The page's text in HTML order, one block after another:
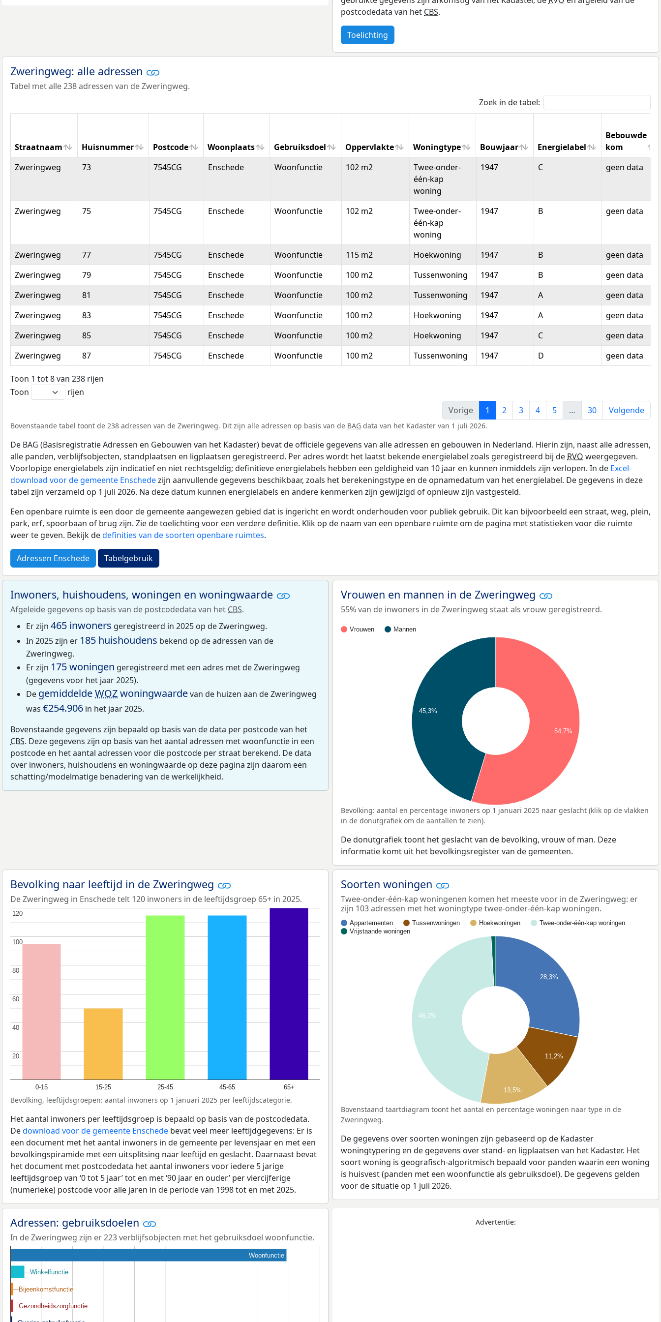
postcodedata van het CBS.
Toelichting
Zweringweg: alle adressen
Tabel met alle 238 adressen van de Zweringweg.
Zoek in de tabel:
Straatnaam Huisnummer Postcode Woonplaats Gebruiksdoel Oppervlakte Woningtype Bouwjaar Energielabel
Bebouwde
kom
Straatnaam
Huisnummer Postcode Woonplaats Gebruiksdoel Oppervlakte Woningtype Bouwjaar Energielabel
Bebouwde
kom
Zweringweg 73 7545CG Enschede Woonfunctie 102 m2
Twee-onder-
één-kap
woning
1947 C geen data
Zweringweg 75 7545CG Enschede Woonfunctie 102 m2
Twee-onder-
één-kap
woning
1947 B geen data
Zweringweg 77 7545CG Enschede Woonfunctie 115 m2 Hoekwoning 1947 B
geen data
Zweringweg
79 7545CG Enschede Woonfunctie 100 m2 Tussenwoning 1947 B
geen data
Zweringweg
81 7545CG Enschede Woonfunctie 100 m2 Tussenwoning 1947 A
geen data
Zweringweg
83 7545CG Enschede Woonfunctie 100 m2 Hoekwoning 1947 A
geen data
Zweringweg
85 7545CG Enschede Woonfunctie 100 m2 Hoekwoning 1947 C
geen data
Zweringweg
87 7545CG Enschede Woonfunctie 100 m2 Tussenwoning 1947 D geen data
Toon 1 tot 8 van 238 rijen
Toon
rijen
Vorige
1 2 3 4 5 … 30 Volgende
Bovenstaande tabel toont de 238 adressen van de Zweringweg. Dit zijn alle adressen op basis van de BAG data van het Kadaster van 1 juli 2026.
De BAG (Basisregistratie Adressen en Gebouwen van het Kadaster) bevat de officiële gegevens van alle adressen en gebouwen in Nederland. Hierin zijn, naast alle adressen,
alle panden, verblijfsobjecten, standplaatsen en ligplaatsen geregistreerd. Per adres wordt het laatst bekende energielabel zoals geregistreerd bij de RVO weergegeven.
Voorlopige energielabels zijn indicatief en niet rechtsgeldig; definitieve energielabels hebben een geldigheid van 10 jaar en kunnen inmiddels zijn verlopen. In de Excel-
download voor de gemeente Enschedezijn aanvullende gegevens beschikbaar, zoals het berekeningstype en de opnamedatum van het energielabel. De gegevens in deze
tabel zijn verzameld op 1 juli 2026. Na deze datum kunnen energielabels en andere kenmerken zijn gewijzigd of opnieuw zijn vastgesteld.
Een openbare ruimte is een door de gemeente aangewezen gebied dat is ingericht en wordt onderhouden voor publiek gebruik. Dit kan bijvoorbeeld een straat, weg, plein,
park, erf, spoorbaan of brug zijn. Zie de toelichting voor een verdere definitie. Klik op de naam van een openbare ruimte om de pagina met statistieken voor die ruimte
weer te geven. Bekijk dedefinities van de soorten openbare ruimtes.
Adressen Enschede Tabelgebruik
Inwoners, huishoudens, woningen en woningwaarde
Afgeleide gegevens op basis van de postcodedata van het CBS.
Er zijn 465 inwoners geregistreerd in 2025 op de Zweringweg.
In 2025 zijn er 185 huishoudens bekend op de adressen van de
Zweringweg.
Er zijn 175 woningen geregistreerd met een adres met de Zweringweg
(gegevens voor het jaar 2025).
De gemiddeldeWOZwoningwaardevan de huizen aan de Zweringweg
was €254.906 in het jaar 2025.
Bovenstaande gegevens zijn bepaald op basis van de data per postcode van het
CBS. Deze gegevens zijn op basis van het aantal adressen met woonfunctie in een
postcode en het aantal adressen voor die postcode per straat berekend. De data
over inwoners, huishoudens en woningwaarde op deze pagina zijn daarom een
schatting/modelmatige benadering van de werkelijkheid.
Vrouwen en mannen in de Zweringweg
55% van de inwoners in de Zweringweg staat als vrouw geregistreerd.
Vrouwen Mannen
45,3%
54,7%
Bevolking: aantal en percentage inwoners op 1 januari 2025 naar geslacht (klik op de vlakken
in de donutgrafiek om de aantallen te zien).
De donutgrafiek toont het geslacht van de bevolking, vrouw of man. Deze
informatie komt uit het bevolkingsregister van de gemeenten.
Bevolking naar leeftijd in de Zweringweg
De Zweringweg in Enschede telt 120 inwoners in de leeftijdsgroep 65+ in 2025.
0-15 15-25 25-45 45-65 65+
20
20
40
40
60
60
80
80
100
100
120
120
Bevolking, leeftijdsgroepen: aantal inwoners op 1 januari 2025 per leeftijdscategorie.
Het aantal inwoners per leeftijdsgroep is bepaald op basis van de postcodedata.
Dedownload voor de gemeente Enschede bevat veel meer leeftijdgegevens: Er is
een document met het aantal inwoners in de gemeente per levensjaar en met een
bevolkingspiramide met een uitsplitsing naar leeftijd en geslacht. Daarnaast bevat
het document met postcodedata het aantal inwoners voor iedere 5 jarige
leeftijdsgroep van ‘0 tot 5 jaar’ tot en met ‘90 jaar en ouder’ per viercijferige
(numerieke) postcode voor alle jaren in de periode van 1998 tot en met 2025.
Soorten woningen
Twee-onder-één-kap woningenen komen het meeste voor in de Zweringweg: er
zijn 103 adressen met het woningtype twee-onder-één-kap woningen.
Appartementen Tussenwoningen Hoekwoningen
Twee-onder-één-kap woningen
Vrijstaande woningen
28,3%
11,2%
46,2%
13,5%
Bovenstaand taartdiagram toont het aantal en percentage woningen naar type in de
Zweringweg.
De gegevens over soorten woningen zijn gebaseerd op de Kadaster
woningtypering en de gegevens over stand- en ligplaatsen van het Kadaster. Het
soort woning is geografisch-algoritmisch bepaald voor panden waarin een woning
is huisvest (panden met een woonfunctie als gebruiksdoel). De gegevens gelden
voor de situatie op 1 juli 2026.
Adressen: gebruiksdoelen
In de Zweringweg zijn er 223 verblijfsobjecten met het gebruiksdoel woonfunctie.
Woonfunctie
Winkelfunctie
Winkelfunctie
Bijeenkomstfunctie
Bijeenkomstfunctie
Gezondheidszorgfunctie
Gezondheidszorgfunctie
Advertentie: